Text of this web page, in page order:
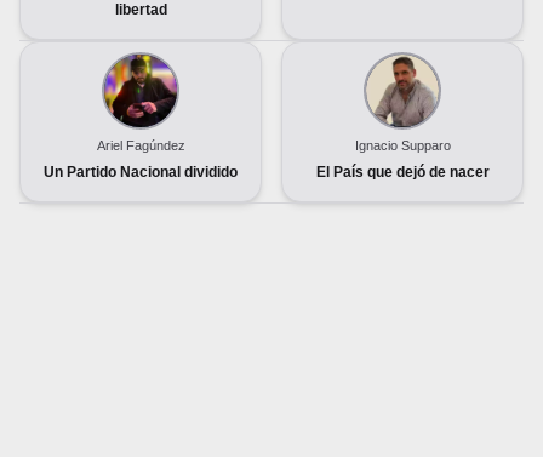
libertad
Ariel Fagúndez
Un Partido Nacional dividido
Ignacio Supparo
El País que dejó de nacer